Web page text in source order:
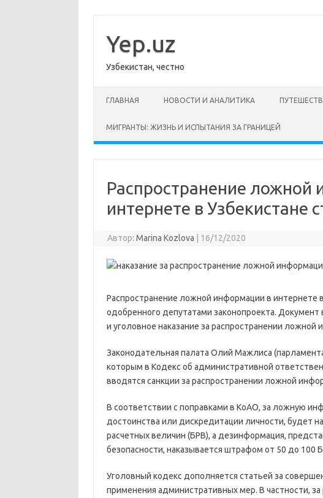
содержимому
Yep.uz
Узбекистан, честно
ГЛАВНАЯ НОВОСТИ И АНАЛИТИКА
МИГРАНТЫ: ЖИЗНЬ И ИСПЫТАНИЯ ЗА ГРАНИЦЕЙ
Распространение ложной
интернете в Узбекистане
Автор: Marina Kozlova 16/12/2020
Распространение ложной информации в интернете
одобренного депутатами законопроекта.
и уголовное наказание за распространении
Законодательная палата Олий Мажлиса
которым в Кодекс об административной
вводятся санкции за распространении ложной
В соответствии с поправками в КоАО, за ложную
достоинства или дискредитации личности, будет
расчетных величин (БРВ), а дезинформация,
безопасности, наказывается штрафом от 50 до 100
Уголовный кодекс дополняется статьей за
применения административных мер. В частности,